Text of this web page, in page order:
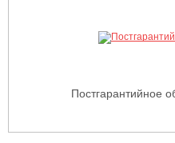
Постгарантийное